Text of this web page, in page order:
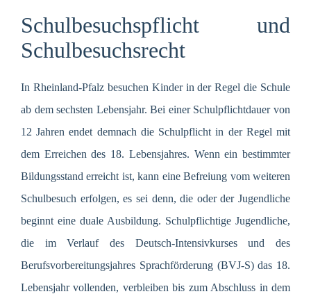
Schulbesuchspflicht und
Schulbesuchsrecht
In Rheinland-Pfalz besuchen Kinder in der Regel die Schule
ab dem sechsten Lebensjahr. Bei einer Schulpflichtdauer von
12 Jahren endet demnach die Schulpflicht in der Regel mit
dem Erreichen des 18. Lebensjahres. Wenn ein bestimmter
Bildungsstand erreicht ist, kann eine Befreiung vom weiteren
Schulbesuch erfolgen, es sei denn, die oder der Jugendliche
beginnt eine duale Ausbildung. Schulpflichtige Jugendliche,
die im Verlauf des Deutsch-Intensivkurses und des
Berufsvorbereitungsjahres Sprachförderung (BVJ-S) das 18.
Lebensjahr vollenden, verbleiben bis zum Abschluss in dem